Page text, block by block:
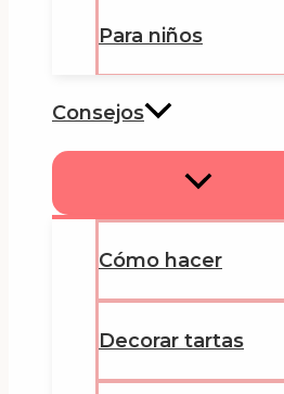
Para niños
Consejos
Cómo hacer
Decorar tartas